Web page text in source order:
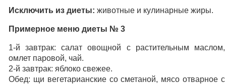
Исключить из диеты: животные и кулинарные жиры.
Примерное меню диеты № 3
1-й завтрак: салат овощной с растительным маслом,
омлет паровой, чай.
2-й завтрак: яблоко свежее.
Обед: щи вегетарианские со сметаной, мясо отварное с